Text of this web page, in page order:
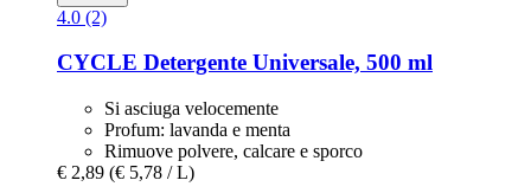
4.0 (2)
CYCLE Detergente Universale, 500 ml
Si asciuga velocemente
Profum: lavanda e menta
Rimuove polvere, calcare e sporco
€ 2,89 (€ 5,78 / L)